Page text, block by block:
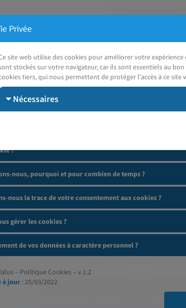
?
nous, pourquoi et pour combien de temps ?
nous la trace de votre consentement aux cookies ?
gérer les cookies ?
de vos données à caractère personnel ?
– Politique Cookies – v.1.2
à jour : 25/03/2022
Privée
site web utilise des cookies pour améliorer votre
stockés sur votre navigateur, car ils sont essentiels au
tiers, qui nous permettent de protéger l'accès à ce site
Nécessaires